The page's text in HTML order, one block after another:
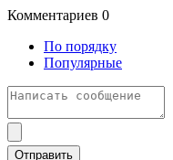
Комментариев 0
По порядку
Популярные
Отправить